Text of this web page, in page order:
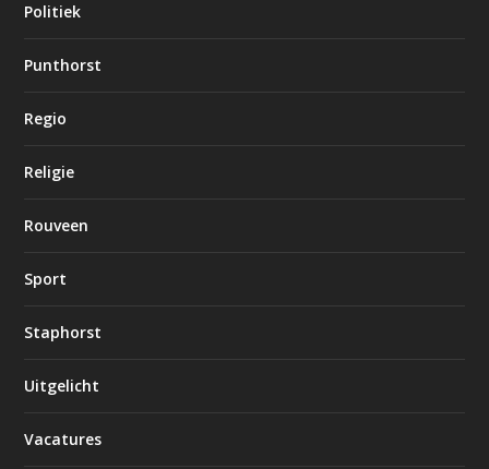
Politiek
Punthorst
Regio
Religie
Rouveen
Sport
Staphorst
Uitgelicht
Vacatures